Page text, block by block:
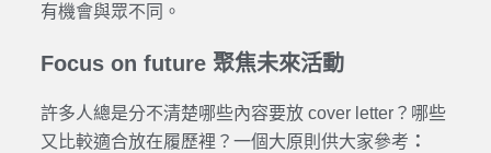
有機會與眾不同。
Focus on future 聚焦未來活動
許多人總是分不清楚哪些內容要放 cover letter？哪些
又比較適合放在履歷裡？一個大原則供大家參考 ：